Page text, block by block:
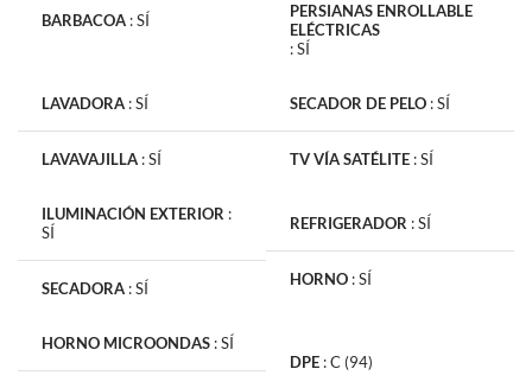
BARBACOA :SÍ
PERSIANAS ENROLLABLE
ELÉCTRICAS
:SÍ
LAVADORA :SÍ
LAVAVAJILLA :SÍ
SECADOR DE PELO :SÍ
TV VÍA SATÉLITE :SÍ
ILUMINACIÓN EXTERIOR :
SÍ
SECADORA :SÍ
REFRIGERADOR :SÍ
HORNO :SÍ
HORNO MICROONDAS :SÍ
DPE :C (94)